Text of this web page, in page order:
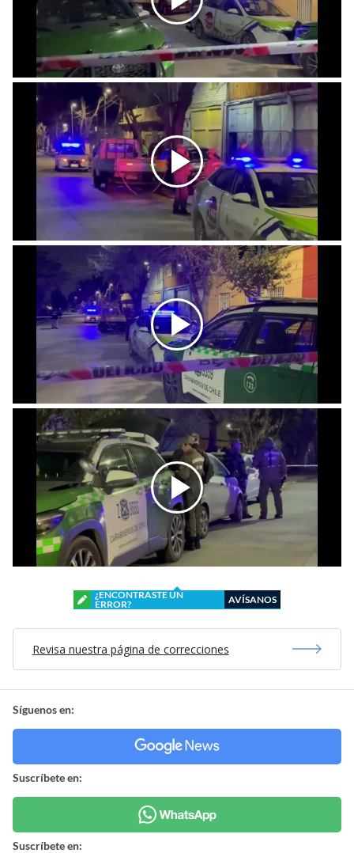
¿ENCONTRASTE UN
ERROR?
AVÍSANOS
Revisa nuestra página de correcciones
Síguenos en:
Suscríbete en:
Suscríbete en: